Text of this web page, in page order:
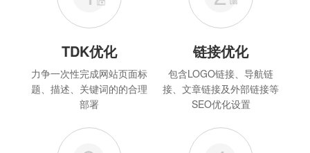
TDK优化
力争一次性完成网站页面标
题、描述、关键词的的合理
部署
链接优化
包含LOGO链接、导航链
接、文章链接及外部链接等
SEO优化设置